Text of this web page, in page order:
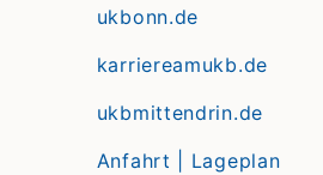
ukbonn.de
karriereamukb.de
ukbmittendrin.de
Anfahrt | Lageplan